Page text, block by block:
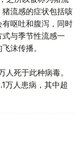
流感的症状包括咳
呕吐和腹泻，同时
与季节性流感一
沫传播。
死于此种病毒。
万人患病，其中超